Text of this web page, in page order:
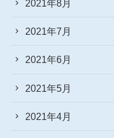
2021年8月
2021年7月
2021年6月
2021年5月
2021年4月